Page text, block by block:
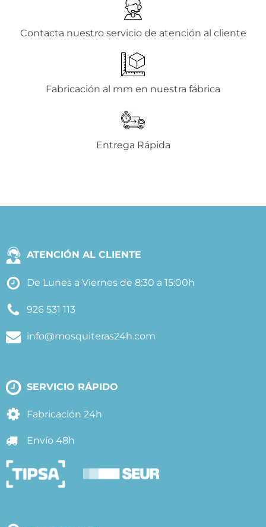
Contacta nuestro servicio de atención al cliente
Fabricación al mm en nuestra fábrica
Entrega Rápida
ATENCIÓN AL CLIENTE
De Lunes a Viernes de 8:30 a 15:00h
926 531 113
info@mosquiteras24h.com
SERVICIO RÁPIDO
Fabricación 24h
Envío 48h